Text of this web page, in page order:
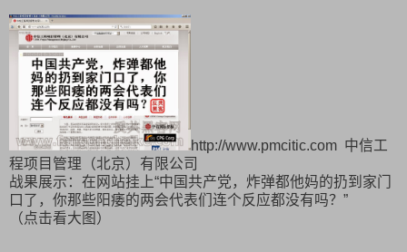
http://www.pmcitic.com 中信工
程项目管理（北京）有限公司
战果展示：在网站挂上“中国共产党，炸弹都他妈的扔到家门
口了，你那些阳痿的两会代表们连个反应都没有吗？”
（点击看大图）